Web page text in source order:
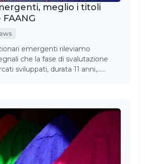
meglio i titoli
FAANG
emergenti rileviamo
che la fase di svalutazione
sviluppati, durata 11 anni,……